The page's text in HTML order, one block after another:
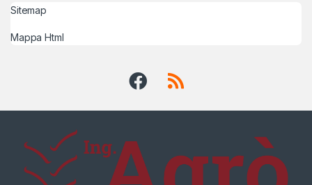
Sitemap
Mappa Html